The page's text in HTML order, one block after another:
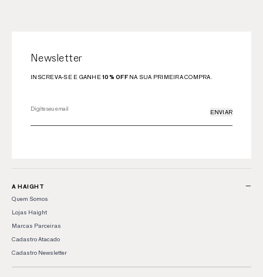
Newsletter
INSCREVA-SE E GANHE10% OFFNA SUA PRIMEIRA COMPRA.
ENVIAR
A HAIGHT −
Quem Somos
Lojas Haight
Marcas Parceiras
Cadastro Atacado
Cadastro Newsletter